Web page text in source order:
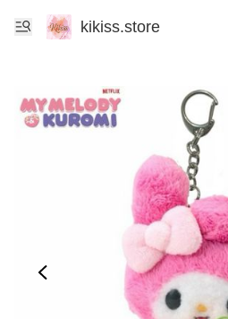
kikiss.store